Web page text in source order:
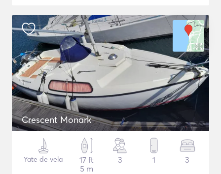
Crescent Monark
Yate de vela
17 ft
5 m
3 1 3